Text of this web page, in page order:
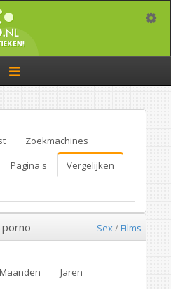
Toggle
navigation
Zoekmachines
Pagina's
Vergelijken
Sex/Films
Maanden
Jaren